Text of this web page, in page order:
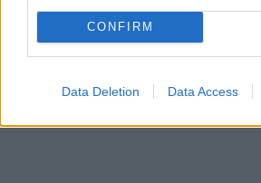
CONFIRM
Data Deletion Data Access